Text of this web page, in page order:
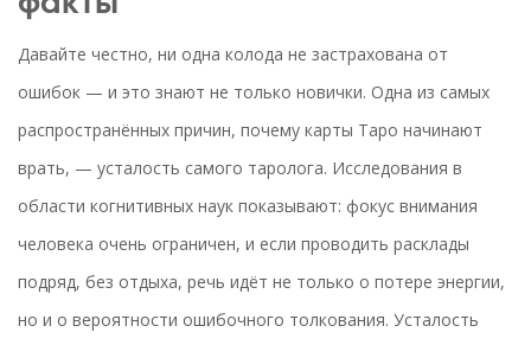
Давайте честно, ни одна колода не застрахована от
ошибок — и это знают не только новички. Одна из самых
распространённых причин, почему карты Таро начинают
врать, — усталость самого таролога. Исследования в
области когнитивных наук показывают: фокус внимания
человека очень ограничен, и если проводить расклады
подряд, без отдыха, речь идёт не только о потере энергии,
но и о вероятности ошибочного толкования. Усталость